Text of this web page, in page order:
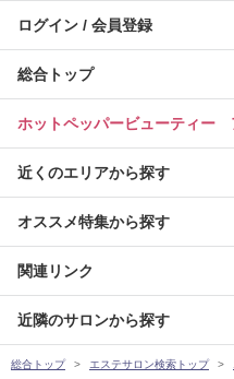
ログイン / 会員登録
総合トップ
ホットペッパービューティー
近くのエリアから探す
オススメ特集から探す
関連リンク
近隣のサロンから探す
総合トップ エステサロン検索トップ